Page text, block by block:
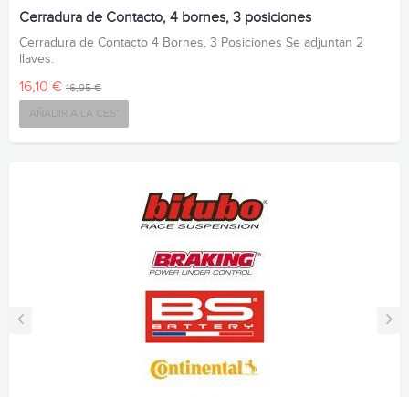
Cerradura de Contacto, 4 bornes, 3 posiciones
Cerradura de Contacto 4 Bornes, 3 Posiciones Se adjuntan 2
llaves.
16,10 € 16,95 €
AÑADIR A LA CESTA